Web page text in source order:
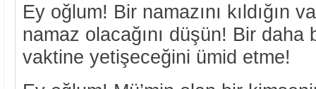
Ey oğlum! Bir namazını kıldığın
namaz olacağını düşün! Bir daha
vaktine yetişeceğini ümid etme!